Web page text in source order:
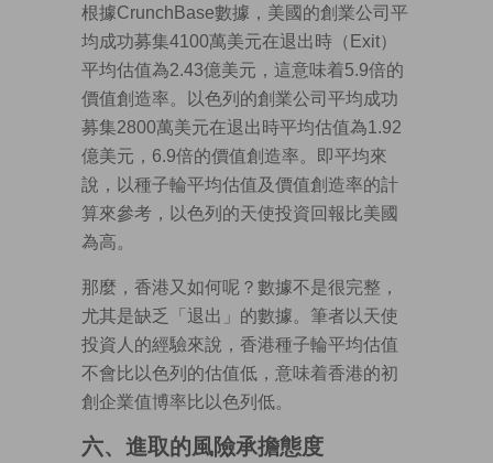
根據CrunchBase數據，美國的創業公司平
均成功募集4100萬美元在退出時（Exit）
平均估值為2.43億美元，這意味着5.9倍的
價值創造率。以色列的創業公司平均成功
募集2800萬美元在退出時平均估值為1.92
億美元，6.9倍的價值創造率。即平均來
說，以種子輪平均估值及價值創造率的計
算來參考，以色列的天使投資回報比美國
為高。
那麼，香港又如何呢？數據不是很完整，
尤其是缺乏「退出」的數據。筆者以天使
投資人的經驗來說，香港種子輪平均估值
不會比以色列的估值低，意味着香港的初
創企業值博率比以色列低。
六、進取的風險承擔態度